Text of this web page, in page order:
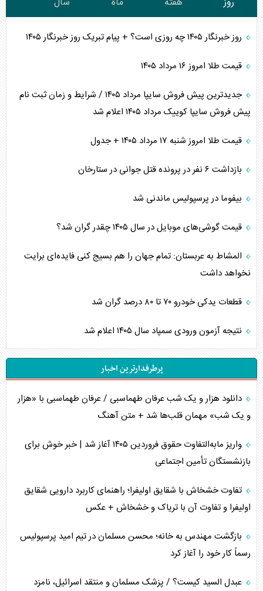
روز خبرنگار ۱۴۰۵ چه روزی است؟ + پیام تبریک روز خبرنگار ۱۴۰۵
قیمت طلا امروز ۱۶ مرداد ۱۴۰۵
جدیدترین پیش فروش سایپا مرداد ۱۴۰۵ / شرایط و زمان ثبت نام
پیش فروش سایپا کوییک مرداد ۱۴۰۵ اعلام شد
قیمت طلا امروز شنبه ۱۷ مرداد ۱۴۰۵ + جدول
بازداشت ۶ نفر در پرونده قتل جوانی در ستارخان
بیفوما در پرسپولیس ماندنی شد
قیمت گوشی‌های موبایل در سال ۱۴۰۵ چقدر گران شد؟
المشاط به عربستان: تمام جهان را هم بسیج کنی فایده‌ای برایت
نخواهد داشت
قطعات یدکی خودرو ۷۰ تا ۸۰ درصد گران شد
نتیجه آزمون ورودی سمپاد سال ۱۴۰۵ اعلام شد
پرطرفدارترین اخبار
دانلود هزار و یک شب عرفان طهماسبی / عرفان طهماسبی با «هزار
و یک شب» مهمان قلب‌ها شد + متن آهنگ
واریز مابه‌التفاوت حقوق فروردین ۱۴۰۵ آغاز شد | خبر خوش برای
بازنشستگان تأمین اجتماعی
تفاوت خشخاش با شقایق اولیفرا؛ راهنمای کاربرد دارویی شقایق
اولیفرا و تفاوت آن با تریاک و خشخاش + عکس
بازگشت مهندس به خانه؛ محسن مسلمان در تیم امید پرسپولیس
رسماً کار خود را آغاز کرد
عبدل السید کیست؟ / پزشک مسلمان و منتقد اسرائیل، نامزد